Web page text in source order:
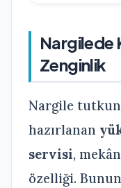
Nargilede
Zenginlik
Nargile
hazırlanan
servisi,
özelliği.